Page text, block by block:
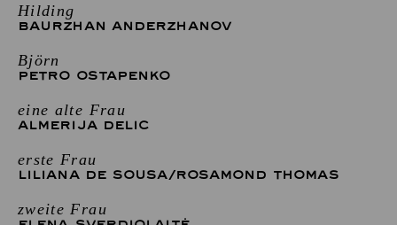
Hilding
BAURZHAN ANDERZHANOV
Björn
PETRO OSTAPENKO
eine alte Frau
ALMERIJA DELIC
erste Frau
LILIANA DE SOUSA/ROSAMOND THOMAS
zweite Frau